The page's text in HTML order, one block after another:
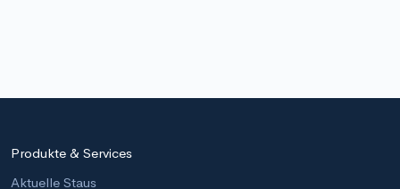
Produkte & Services
Aktuelle Staus